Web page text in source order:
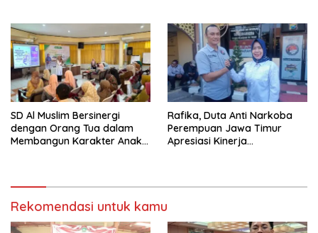
Pariwisata Kota Malang
SD Al Muslim Bersinergi
dengan Orang Tua dalam
Membangun Karakter Anak
Rafika, Duta Anti Narkoba
Perempuan Jawa Timur
Apresiasi Kinerja
Rekomendasi untuk kamu